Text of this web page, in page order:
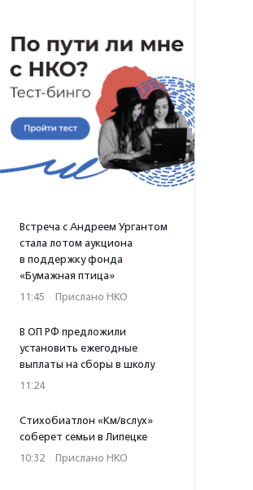
Встреча с Андреем Ургантом
стала лотом аукциона
в поддержку фонда
«Бумажная птица»
11:45 · Прислано НКО
В ОП РФ предложили
установить ежегодные
выплаты на сборы в школу
11:24
Стихобиатлон «Км/вслух»
соберет семьи в Липецке
10:32 · Прислано НКО